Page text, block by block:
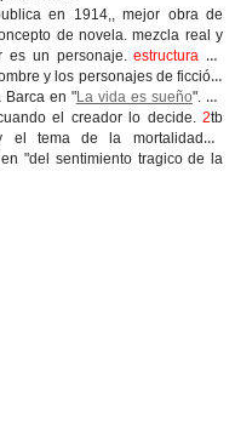
en 1914,, mejor obra de
de novela. mezcla real y
es un personaje.estructura en
y los personajes de ficción,
Barca en "La vida es sueño". en
el creador lo decide. 2tb
el tema de la mortalidad o
"del sentimiento tragico de la